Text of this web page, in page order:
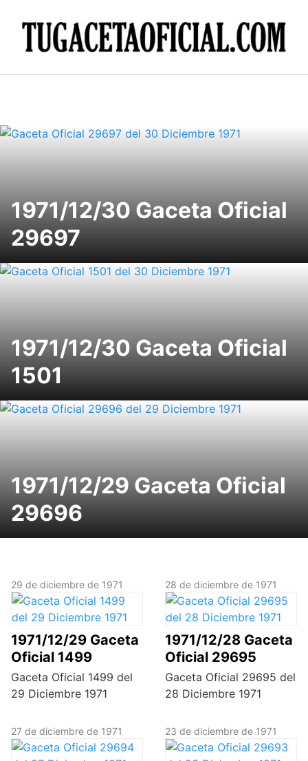
1971/12/30 Gaceta Oficial
29697
1971/12/30 Gaceta Oficial
1501
1971/12/29 Gaceta Oficial
29696
29 de diciembre de 1971
1971/12/29 Gaceta
Oficial 1499
Gaceta Oficial 1499 del
29 Diciembre 1971
28 de diciembre de 1971
1971/12/28 Gaceta
Oficial 29695
Gaceta Oficial 29695 del
28 Diciembre 1971
27 de diciembre de 1971 23 de diciembre de 1971